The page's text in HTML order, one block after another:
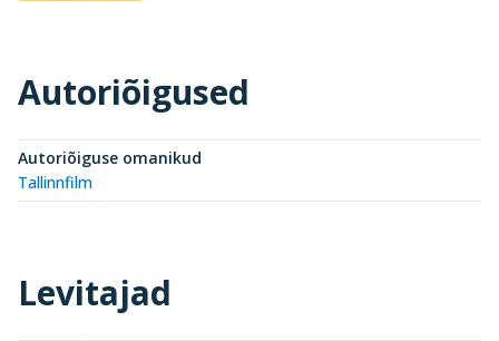
Autoriõigused
Autoriõiguse omanikud
Tallinnfilm
Levitajad